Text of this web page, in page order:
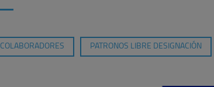
COLABORADORES PATRONOS LIBRE DESIGNACIÓN